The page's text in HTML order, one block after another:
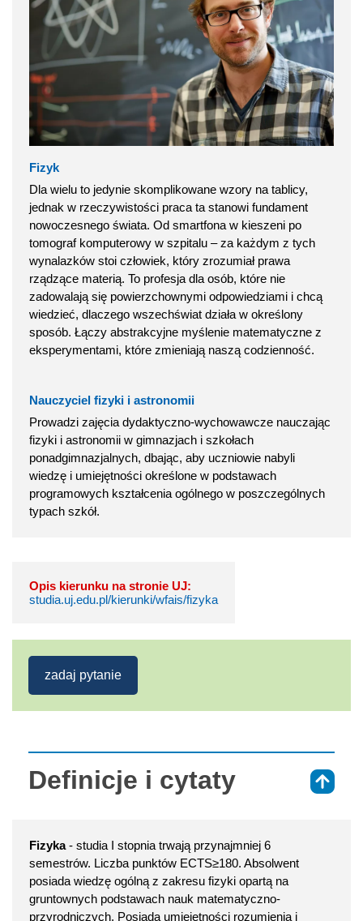
Fizyk
Dla wielu to jedynie skomplikowane wzory na tablicy,
jednak w rzeczywistości praca ta stanowi fundament
nowoczesnego świata. Od smartfona w kieszeni po
tomograf komputerowy w szpitalu – za każdym z tych
wynalazków stoi człowiek, który zrozumiał prawa
rządzące materią. To profesja dla osób, które nie
zadowalają się powierzchownymi odpowiedziami i chcą
wiedzieć, dlaczego wszechświat działa w określony
sposób. Łączy abstrakcyjne myślenie matematyczne z
eksperymentami, które zmieniają naszą codzienność.
Nauczyciel fizyki i astronomii
Prowadzi zajęcia dydaktyczno-wychowawcze nauczając
fizyki i astronomii w gimnazjach i szkołach
ponadgimnazjalnych, dbając, aby uczniowie nabyli
wiedzę i umiejętności określone w podstawach
programowych kształcenia ogólnego w poszczególnych
typach szkół.
Opis kierunku na stronie UJ:
studia.uj.edu.pl/kierunki/wfais/fizyka
zadaj pytanie
Definicje i cytaty
Fizyka- studia I stopnia trwają przynajmniej 6
semestrów. Liczba punktów ECTS≥180. Absolwent
posiada wiedzę ogólną z zakresu fizyki opartą na
gruntownych podstawach nauk matematyczno-
przyrodniczych. Posiada umiejętności rozumienia i